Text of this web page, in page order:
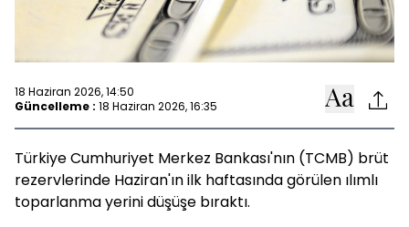
18 Haziran 2026, 14:50
Güncelleme : 18 Haziran 2026, 16:35
Türkiye Cumhuriyet Merkez Bankası'nın (TCMB) brüt
rezervlerinde Haziran'ın ilk haftasında görülen ılımlı
toparlanma yerini düşüşe bıraktı.